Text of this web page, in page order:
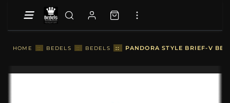
HOME :: BEDELS :: BEDELS :: PANDORA STYLE BRIEF-V